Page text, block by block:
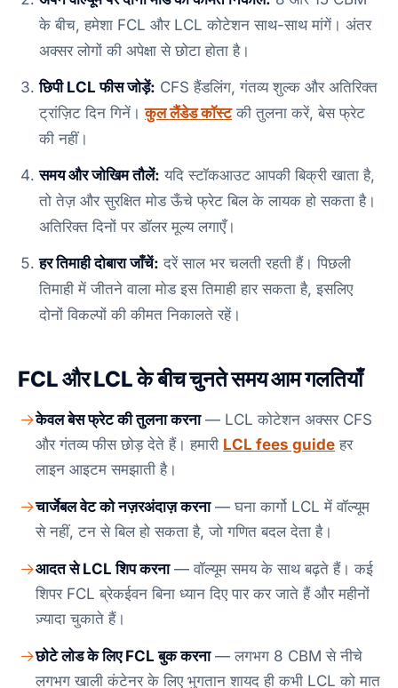
के बीच, हमेशा FCL और LCL कोटेशन साथ-साथ मांगें। अंतर
अक्सर लोगों की अपेक्षा से छोटा होता है।
छिपी LCL फीस जोड़ें: CFS हैंडलिंग, गंतव्य शुल्क और अतिरिक्त
ट्रांज़िट दिन गिनें।कुल लैंडेड कॉस्टकी तुलना करें, बेस फ्रेट
की नहीं।
समय और जोखिम तौलें: यदि स्टॉकआउट आपकी बिक्री खाता है,
तो तेज़ और सुरक्षित मोड ऊँचे फ्रेट बिल के लायक हो सकता है।
अतिरिक्त दिनों पर डॉलर मूल्य लगाएँ।
हर तिमाही दोबारा जाँचें: दरें साल भर चलती रहती हैं। पिछली
तिमाही में जीतने वाला मोड इस तिमाही हार सकता है, इसलिए
दोनों विकल्पों की कीमत निकालते रहें।
FCL और LCL के बीच चुनते समय आम गलतियाँ
केवल बेस फ्रेट की तुलना करना— LCL कोटेशन अक्सर CFS
और गंतव्य फीस छोड़ देते हैं। हमारी LCL fees guide हर
लाइन आइटम समझाती है।
चार्जेबल वेट को नज़रअंदाज़ करना— घना कार्गो LCL में वॉल्यूम
से नहीं, टन से बिल हो सकता है, जो गणित बदल देता है।
आदत से LCL शिप करना— वॉल्यूम समय के साथ बढ़ते हैं। कई
शिपर FCL ब्रेकईवन बिना ध्यान दिए पार कर जाते हैं और महीनों
ज़्यादा चुकाते हैं।
छोटे लोड के लिए FCL बुक करना— लगभग 8 CBM से नीचे
लगभग खाली कंटेनर के लिए भुगतान शायद ही कभी LCL को मात